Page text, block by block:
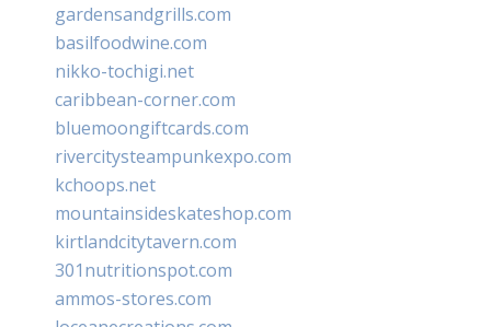
gardensandgrills.com
basilfoodwine.com
nikko-tochigi.net
caribbean-corner.com
bluemoongiftcards.com
rivercitysteampunkexpo.com
kchoops.net
mountainsideskateshop.com
kirtlandcitytavern.com
301nutritionspot.com
ammos-stores.com